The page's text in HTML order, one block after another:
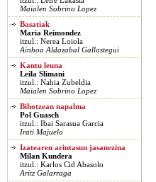
Maialen Sobrino Lopez
Basatiak
Maria Reimondez
itzul.: Nerea Loiola
Ainhoa Aldazabal Gallastegui
Kantu leuna
Leila Slimani
itzul.: Nahia Zubeldia
Maialen Sobrino Lopez
Bihotzean napalma
Pol Guasch
itzul.: Ibai Sarasua Garcia
Irati Majuelo
Izatearen arintasun jasanezina
Milan Kundera
itzul.: Karlos Cid Abasolo
Aritz Galarraga